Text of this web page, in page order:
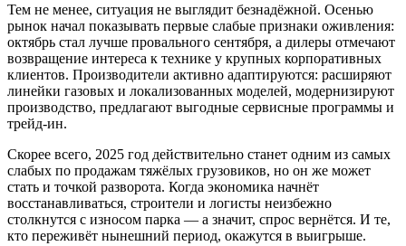
Тем не менее, ситуация не выглядит безнадёжной. Осенью
рынок начал показывать первые слабые признаки оживления:
октябрь стал лучше провального сентября, а дилеры отмечают
возвращение интереса к технике у крупных корпоративных
клиентов. Производители активно адаптируются: расширяют
линейки газовых и локализованных моделей, модернизируют
производство, предлагают выгодные сервисные программы и
трейд-ин.
Скорее всего, 2025 год действительно станет одним из самых
слабых по продажам тяжёлых грузовиков, но он же может
стать и точкой разворота. Когда экономика начнёт
восстанавливаться, строители и логисты неизбежно
столкнутся с износом парка — а значит, спрос вернётся. И те,
кто переживёт нынешний период, окажутся в выигрыше.